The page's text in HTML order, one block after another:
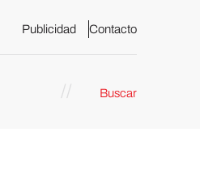
Publicidad Contacto
Buscar